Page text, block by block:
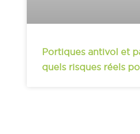
Portiques antivol et
quels risques réels